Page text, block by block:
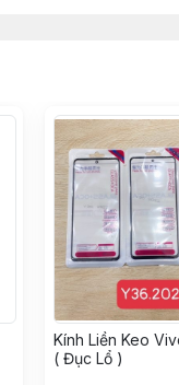
Kính Liền Keo
( Đục Lổ )